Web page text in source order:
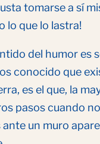
tomarse a sí
lo que lo lastra!
del humor es
conocido que
es el que, la
pasos cuando
un muro